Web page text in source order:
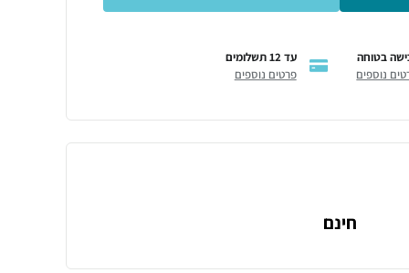
בטוחה
נוספים
עד 12 תשלומים
פרטים נוספים
חינם